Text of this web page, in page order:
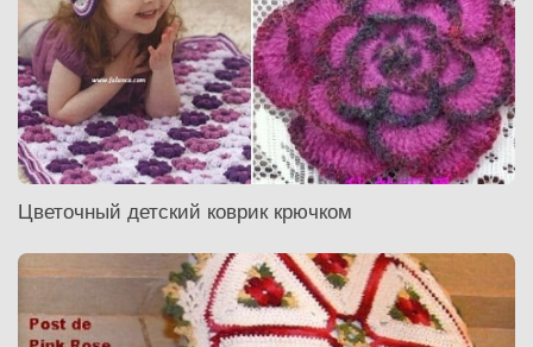
Цветочный детский коврик крючком